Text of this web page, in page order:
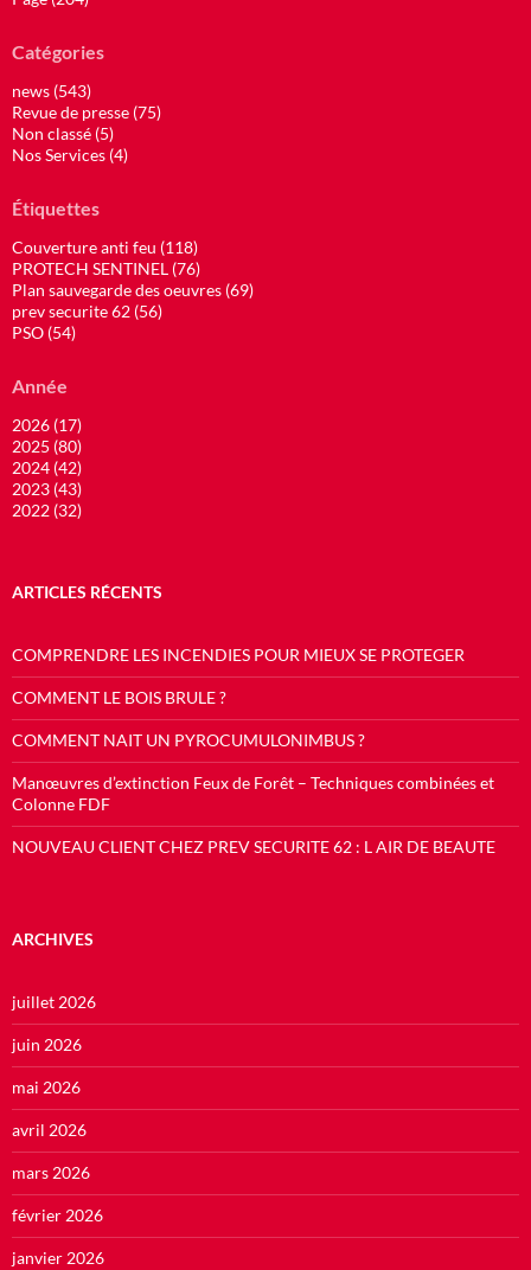
Catégories
news (543)
Revue de presse (75)
Non classé (5)
Nos Services (4)
Étiquettes
Couverture anti feu (118)
PROTECH SENTINEL (76)
Plan sauvegarde des oeuvres (69)
prev securite 62 (56)
PSO (54)
Année
2026 (17)
2025 (80)
2024 (42)
2023 (43)
2022 (32)
ARTICLES RÉCENTS
COMPRENDRE LES INCENDIES POUR MIEUX SE PROTEGER
COMMENT LE BOIS BRULE ?
COMMENT NAIT UN PYROCUMULONIMBUS ?
Manœuvres d’extinction Feux de Forêt – Techniques combinées et
Colonne FDF
NOUVEAU CLIENT CHEZ PREV SECURITE 62 : L AIR DE BEAUTE
ARCHIVES
juillet 2026
juin 2026
mai 2026
avril 2026
mars 2026
février 2026
janvier 2026